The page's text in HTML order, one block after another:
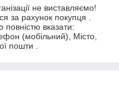
не виставляємо!
за рахунок покупця .
повністю вказати:
(мобільний), Місто,
пошти .